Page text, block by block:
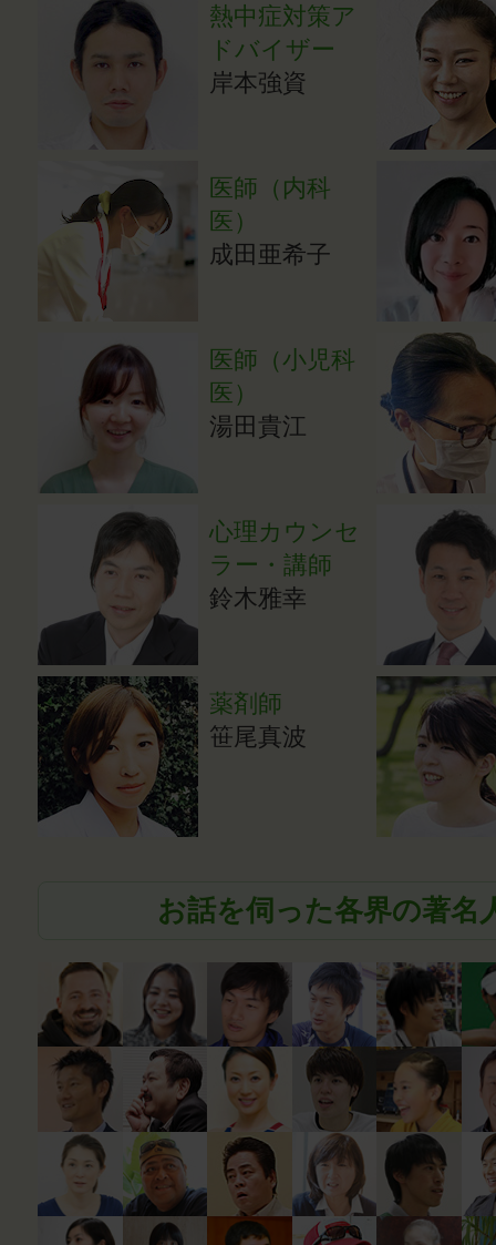
熱中症対策ア
ドバイザー
岸本強資
医師（内科
医）
成田亜希子
医師（小児科
医）
湯田貴江
心理カウンセ
ラー・講師
鈴木雅幸
薬剤師
笹尾真波
お話を伺った各界の著名